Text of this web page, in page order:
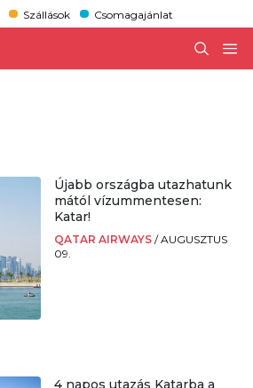
Szállások Csomagajánlat
Újabb országba utazhatunk
mától vízummentesen:
Katar!
QATAR AIRWAYS /AUGUSZTUS
09.
4 napos utazás Katarba a